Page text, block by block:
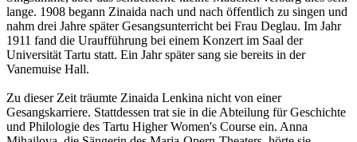
lange. 1908 begann Zinaida nach und nach öffentlich zu singen und
nahm drei Jahre später Gesangsunterricht bei Frau Deglau. Im Jahr
1911 fand die Uraufführung bei einem Konzert im Saal der
Universität Tartu statt. Ein Jahr später sang sie bereits in der
Vanemuise Hall.
Zu dieser Zeit träumte Zinaida Lenkina nicht von einer
Gesangskarriere. Stattdessen trat sie in die Abteilung für Geschichte
und Philologie des Tartu Higher Women's Course ein. Anna